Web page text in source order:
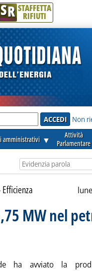
interamente la notizia.
SR STAFFETTA
RIFIUTI
Non
amministrativi ▼
Attività
Parlamentare
MW nel
ha avviato la